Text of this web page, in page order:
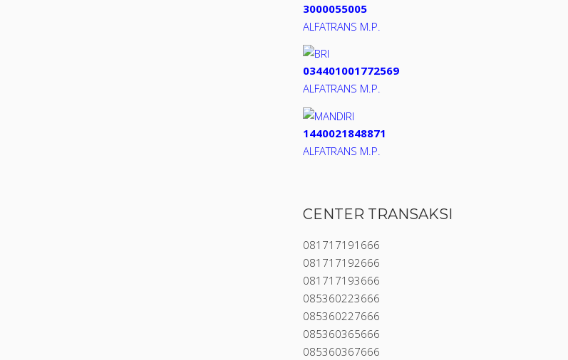
3000055005
ALFATRANS M.P.
034401001772569
ALFATRANS M.P.
1440021848871
ALFATRANS M.P.
CENTER TRANSAKSI
081717191666
081717192666
081717193666
085360223666
085360227666
085360365666
085360367666